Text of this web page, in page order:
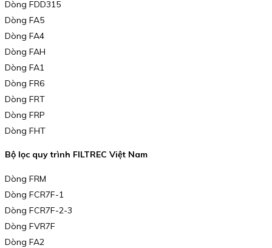
Dòng FDD315
Dòng FA5
Dòng FA4
Dòng FAH
Dòng FA1
Dòng FR6
Dòng FRT
Dòng FRP
Dòng FHT
Bộ lọc quy trình FILTREC Việt Nam
Dòng FRM
Dòng FCR7F-1
Dòng FCR7F-2-3
Dòng FVR7F
Dòng FA2